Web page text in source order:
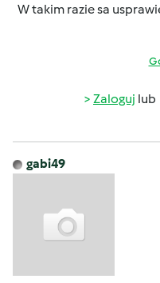
W takim razie sa
Zaloguj lub
gabi49